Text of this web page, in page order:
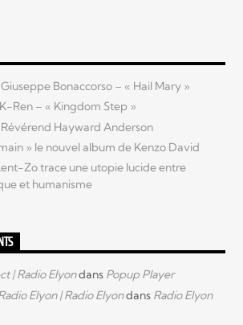
Bonaccorso – « Hail Mary »
Ren – « Kingdom Step »
Hayward Anderson
» le nouvel album de Kenzo David
Zo trace une utopie lucide entre
et humanisme
| Radio Elyondans Popup Player
Elyon | Radio Elyondans Radio Elyon